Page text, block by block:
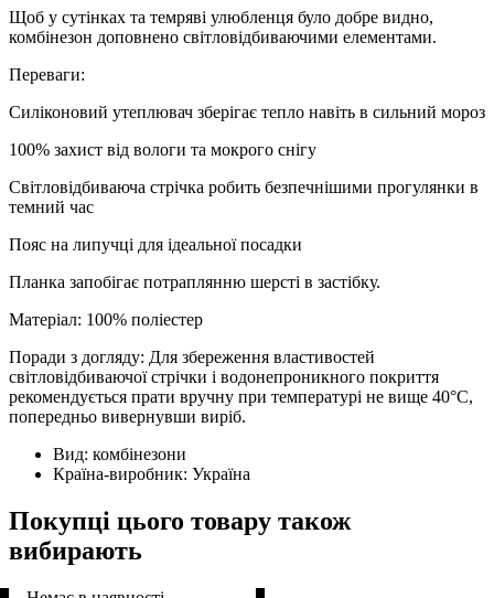
Щоб у сутінках та темряві улюбленця було добре видно,
комбінезон доповнено світловідбиваючими елементами.
Переваги:
Силіконовий утеплювач зберігає тепло навіть в сильний мороз
100% захист від вологи та мокрого снігу
Світловідбиваюча стрічка робить безпечнішими прогулянки в
темний час
Пояс на липучці для ідеальної посадки
Планка запобігає потраплянню шерсті в застібку.
Матеріал: 100% поліестер
Поради з догляду: Для збереження властивостей
світловідбиваючої стрічки і водонепроникного покриття
рекомендується прати вручну при температурі не вище 40°C,
попередньо вивернувши виріб.
Вид: комбінезони
Країна-виробник: Україна
Покупці цього товару також
вибирають